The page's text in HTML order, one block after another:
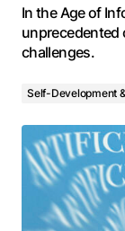
In the Age of
challenges.
Self-Development